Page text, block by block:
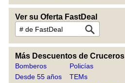
Ver su Oferta FastDeal
Más Descuentos de Cruceros
Bomberos
Desde 55 años
Policías
TEMs